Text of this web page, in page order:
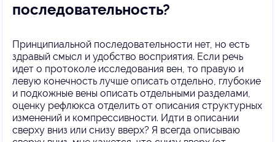
последовательность?
Принципиальной последовательности нет, но есть
здравый смысл и удобство восприятия. Если речь
идет о протоколе исследования вен, то правую и
левую конечность лучше описать отдельно, глубокие
и подкожные вены описать отдельными разделами,
оценку рефлюкса отделить от описания структурных
изменений и компрессивности. Идти в описании
сверху вниз или снизу вверх? Я всегда описываю